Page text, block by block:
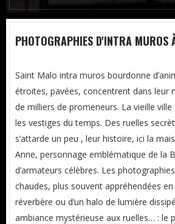
PHOTOGRAPHIES D'INTRA MUROS
Saint Malo intra muros bourdonne
étroites, pavées, concentrent dans leur
de milliers de promeneurs. La vieille
les vestiges du temps. Des ruelles
s’attarde un peu , leur histoire, ici la
Anne, personnage emblématique de la
d’armateurs célèbres. Les
chaudes, plus souvent appréhendées en
réverbère ou d’un halo de lumière
ambiance mystérieuse aux ruelles… : le